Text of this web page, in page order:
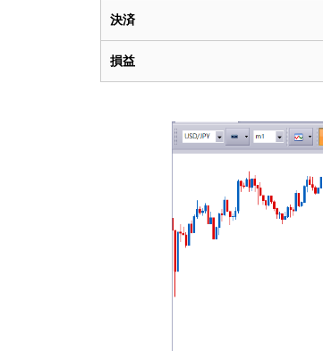
決済
損益